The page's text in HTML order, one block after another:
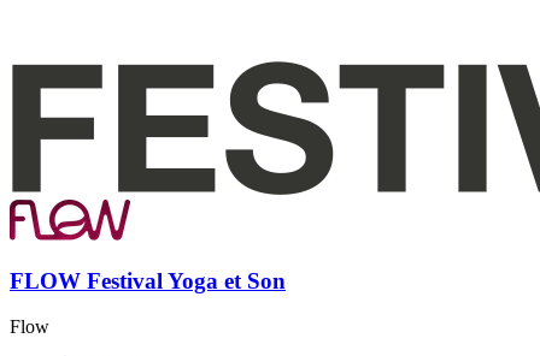
FLOW Festival Yoga et Son
Flow